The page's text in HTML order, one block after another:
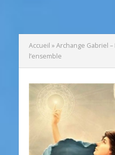
Accueil »Archange Gabriel
l’ensemble